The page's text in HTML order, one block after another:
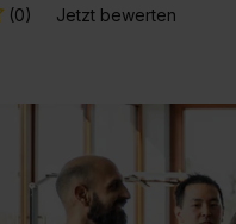
(0) Jetzt bewerten
es (eigentlich) was
es (eigentlich) was